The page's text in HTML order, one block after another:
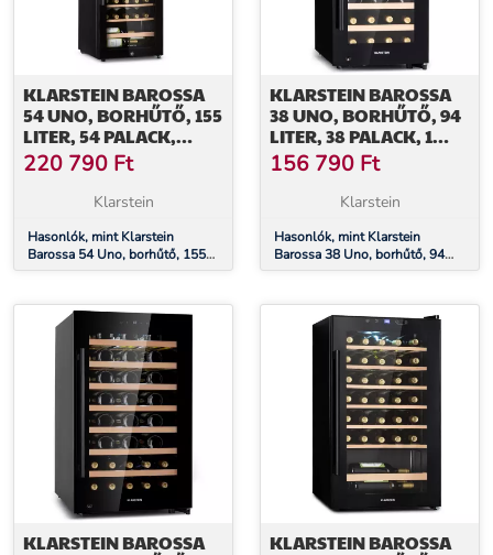
KLARSTEIN BAROSSA
54 UNO, BORHŰTŐ, 155
LITER, 54 PALACK,
ÜVEGAJTÓ,
ÉRINTŐKÉPERNYŐS
220 790 Ft
Klarstein
Hasonlók, mint Klarstein
Barossa 54 Uno, borhűtő, 155
liter, 54 palack, üvegajtó,
KLARSTEIN BAROSSA
38 UNO, BORHŰTŐ, 94
LITER, 38 PALACK, 1
ZÓNA,
ÉRINTŐKÉPERNYŐ
156 790 Ft
Klarstein
Hasonlók, mint Klarstein
Barossa 38 Uno, borhűtő, 94
liter, 38 palack, 1 zóna,
KLARSTEIN BAROSSA
KLARSTEIN BAROSSA